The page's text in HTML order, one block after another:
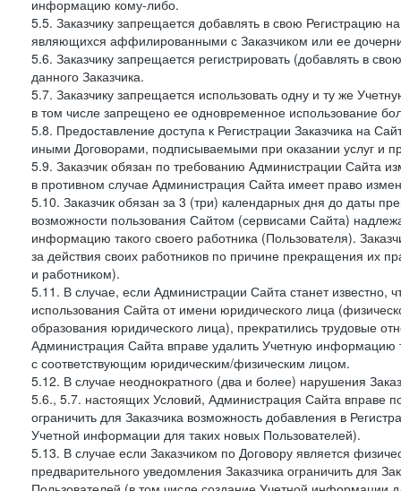
информацию кому-либо.
5.5. Заказчику запрещается добавлять в свою Регистрацию
являющихся аффилированными с Заказчиком или ее
5.6. Заказчику запрещается регистрировать (добавлять в
данного Заказчика.
5.7. Заказчику запрещается использовать одну и ту же
в том числе запрещено ее одновременное использование
5.8. Предоставление доступа к Регистрации Заказчика на
иными Договорами, подписываемыми при оказании услуг и
5.9. Заказчик обязан по требованию Администрации Сайта
в противном случае Администрация Сайта имеет право
5.10. Заказчик обязан за 3 (три) календарных дня до даты
возможности пользования Сайтом (сервисами Сайта)
информацию такого своего работника (Пользователя).
за действия своих работников по причине прекращения их
и работником).
5.11. В случае, если Администрации Сайта станет
использования Сайта от имени юридического лица
образования юридического лица), прекратились трудовые
Администрация Сайта вправе удалить Учетную информацию
с соответствующим юридическим/физическим лицом.
5.12. В случае неоднократного (два и более) нарушения
5.6., 5.7. настоящих Условий, Администрация Сайта вправе
ограничить для Заказчика возможность добавления в
Учетной информации для таких новых Пользователей).
5.13. В случае если Заказчиком по Договору является
предварительного уведомления Заказчика ограничить для